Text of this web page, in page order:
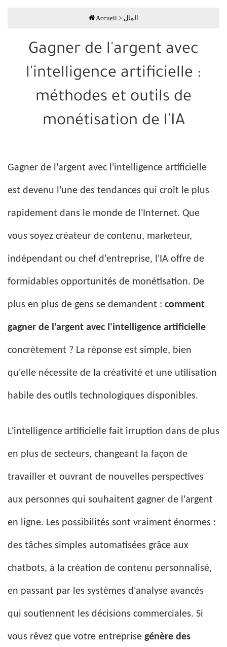
Accueil > المال
Gagner de l'argent avec
l'intelligence artificielle :
méthodes et outils de
monétisation de l'IA
Gagner de l'argent avec l'intelligence artificielle
est devenu l'une des tendances qui croît le plus
rapidement dans le monde de l'Internet. Que
vous soyez créateur de contenu, marketeur,
indépendant ou chef d'entreprise, l'IA offre de
formidables opportunités de monétisation. De
plus en plus de gens se demandent : comment
gagner de l'argent avec l'intelligence artificielle
concrètement ? La réponse est simple, bien
qu'elle nécessite de la créativité et une utilisation
habile des outils technologiques disponibles.
L'intelligence artificielle fait irruption dans de plus
en plus de secteurs, changeant la façon de
travailler et ouvrant de nouvelles perspectives
aux personnes qui souhaitent gagner de l'argent
en ligne. Les possibilités sont vraiment énormes :
des tâches simples automatisées grâce aux
chatbots, à la création de contenu personnalisé,
en passant par les systèmes d'analyse avancés
qui soutiennent les décisions commerciales. Si
vous rêvez que votre entreprise génère des